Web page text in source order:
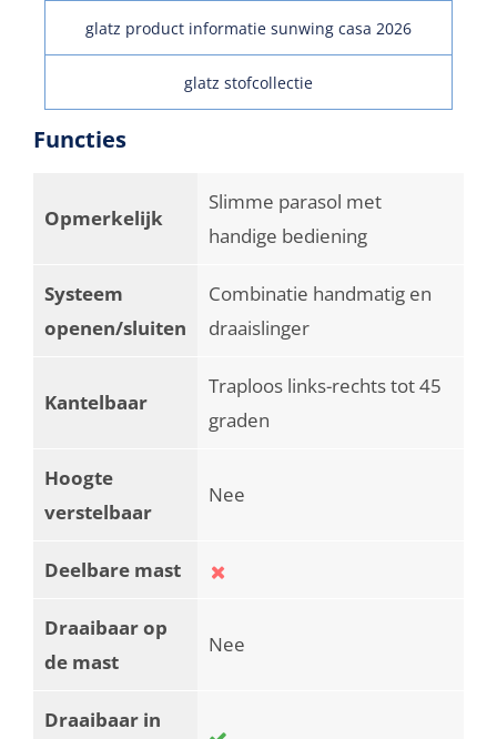
glatz product informatie sunwing casa 2026
glatz stofcollectie
Functies
Opmerkelijk
Slimme parasol met
handige bediening
Systeem
openen/sluiten
Combinatie handmatig en
draaislinger
Kantelbaar
Traploos links-rechts tot 45
graden
Hoogte
verstelbaar
Nee
Deelbare mast
Draaibaar op
de mast
Nee
Draaibaar in